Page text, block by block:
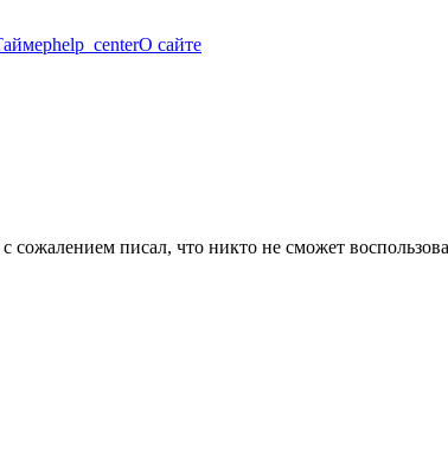
help_centerО сайте
писал, что никто не сможет